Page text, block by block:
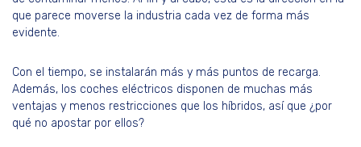
que parece moverse la industria cada vez de forma más
evidente.
Con el tiempo, se instalarán más y más puntos de recarga.
Además, los coches eléctricos disponen de muchas más
ventajas y menos restricciones que los híbridos, así que ¿por
qué no apostar por ellos?